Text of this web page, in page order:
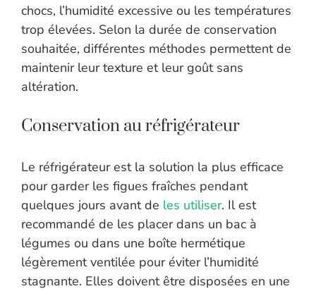
chocs, l’humidité excessive ou les températures
trop élevées. Selon la durée de conservation
souhaitée, différentes méthodes permettent de
maintenir leur texture et leur goût sans
altération.
Conservation au réfrigérateur
Le réfrigérateur est la solution la plus efficace
pour garder les figues fraîches pendant
quelques jours avant de les utiliser. Il est
recommandé de les placer dans un bac à
légumes ou dans une boîte hermétique
légèrement ventilée pour éviter l’humidité
stagnante. Elles doivent être disposées en une